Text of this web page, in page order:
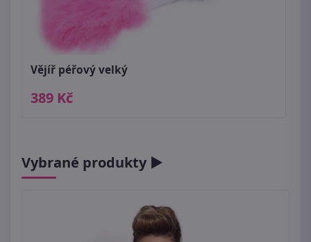
Vějíř péřový velký
389 Kč
Vybrané produkty ►